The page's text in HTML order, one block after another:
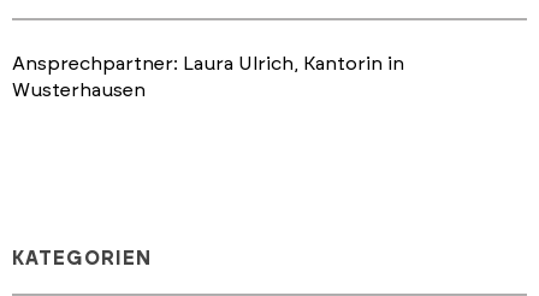
Ansprechpartner: Laura Ulrich, Kantorin in
Wusterhausen
KATEGORIEN